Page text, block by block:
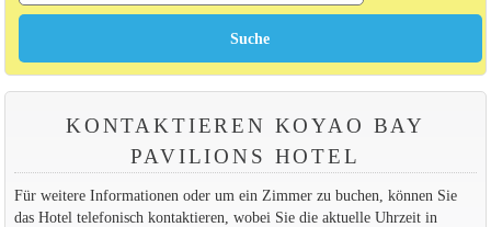
KONTAKTIEREN KOYAO BAY
PAVILIONS HOTEL
Für weitere Informationen oder um ein Zimmer zu buchen, können Sie
das Hotel telefonisch kontaktieren, wobei Sie die aktuelle Uhrzeit in